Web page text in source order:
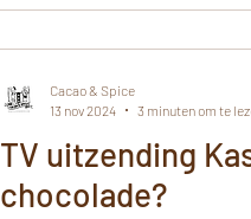
TV uitzending
chocolade?
Cacao & Spice
13 nov 2024
3 minuten om te